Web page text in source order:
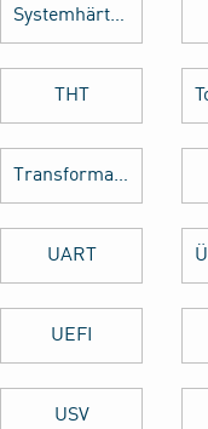
Systemhärtung
THT
Transformator
UART
UEFI
USV